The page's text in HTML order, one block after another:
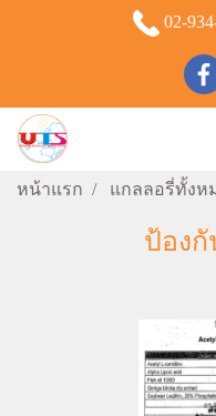
02-
หน้าแรก แกลลอรี่ทั้งห
ป้องกั